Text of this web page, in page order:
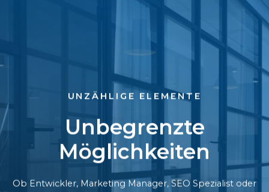
UNZÄHLIGE ELEMENTE
Unbegrenzte
Möglichkeiten
Ob Entwickler, Marketing Manager, SEO Spezialist oder